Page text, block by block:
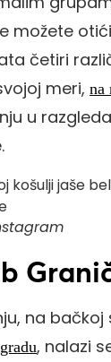
možete
četiri
meri, na
u
na bačkoj
, nalazi